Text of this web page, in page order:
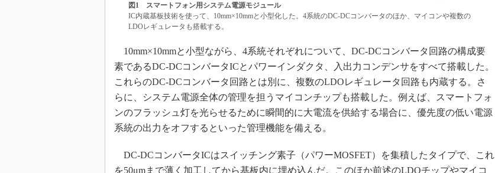
図1 スマートフォン用システム電源モジュール
IC内蔵基板技術を使って、10mm×10mmと小型化した。4系統のDC-DCコンバータのほか、マイコンや複数の
LDOレギュレータも搭載する。
10mm×10mmと小型ながら、4系統それぞれについて、DC-DCコンバータ回路の構成要
素であるDC-DCコンバータICとパワーインダクタ、入出力コンデンサをすべて搭載した。
これらのDC-DCコンバータ回路とは別に、複数のLDOレギュレータ回路も内蔵する。さ
らに、システム電源全体の管理を担うマイコンチップも搭載した。例えば、スマートフォ
ンのフラッシュ灯を光らせるために瞬間的に大電流を供給する場合に、優先度の低い電源
系統の出力をオフするといった管理機能を備える。
DC-DCコンバータICはスイッチング素子（パワーMOSFET）を集積したタイプで、これ
を50μmまで薄く加工してから基板内に埋め込んだ。このほか前述のLDOチップやマイコ